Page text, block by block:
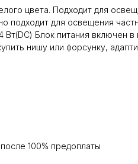
цвета. Подходит для
подходит для освещения
Блок питания включен
нишу или форсунку,
100% предоплаты